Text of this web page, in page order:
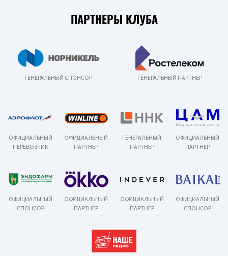
ПАРТНЕРЫ КЛУБА
ГЕНЕРАЛЬНЫЙ СПОНСОР ГЕНЕРАЛЬНЫЙ ПАРТНЕР
ОФИЦИАЛЬНЫЙ
ПЕРЕВОЗЧИК
ОФИЦИАЛЬНЫЙ
ПАРТНЕР
ГЕНЕРАЛЬНЫЙ
ПАРТНЕР
ОФИЦИАЛЬНЫЙ
ПАРТНЕР
ОФИЦИАЛЬНЫЙ
СПОНСОР
ОФИЦИАЛЬНЫЙ
ПАРТНЕР
ОФИЦИАЛЬНЫЙ
ПАРТНЕР
ОФИЦИАЛЬНЫЙ
СПОНСОР